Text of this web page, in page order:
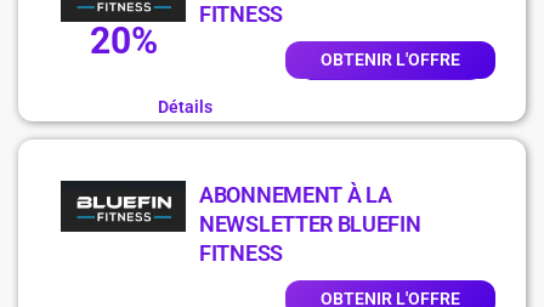
20%
FITNESS
OBTENIR L'OFFRE
Détails
ABONNEMENT À LA
NEWSLETTER BLUEFIN
FITNESS
OBTENIR L'OFFRE